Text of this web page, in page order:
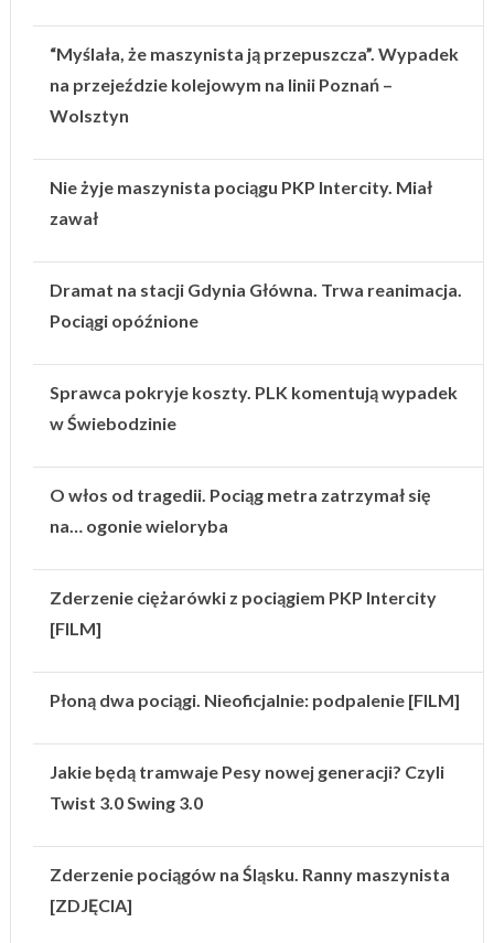
“Myślała, że maszynista ją przepuszcza”. Wypadek
na przejeździe kolejowym na linii Poznań –
Wolsztyn
Nie żyje maszynista pociągu PKP Intercity. Miał
zawał
Dramat na stacji Gdynia Główna. Trwa reanimacja.
Pociągi opóźnione
Sprawca pokryje koszty. PLK komentują wypadek
w Świebodzinie
O włos od tragedii. Pociąg metra zatrzymał się
na… ogonie wieloryba
Zderzenie ciężarówki z pociągiem PKP Intercity
[FILM]
Płoną dwa pociągi. Nieoficjalnie: podpalenie [FILM]
Jakie będą tramwaje Pesy nowej generacji? Czyli
Twist 3.0 Swing 3.0
Zderzenie pociągów na Śląsku. Ranny maszynista
[ZDJĘCIA]